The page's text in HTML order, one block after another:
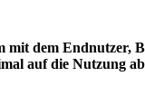
dem
auf die Nutzung